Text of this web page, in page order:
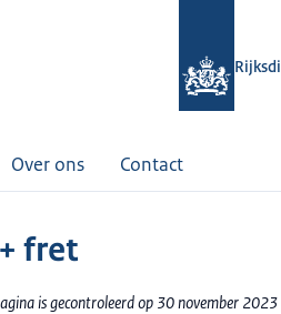
Over ons Contact
fret
is gecontroleerd op 30 november 2023